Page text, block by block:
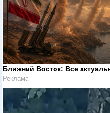
Ближний Восток: Все
Реклама